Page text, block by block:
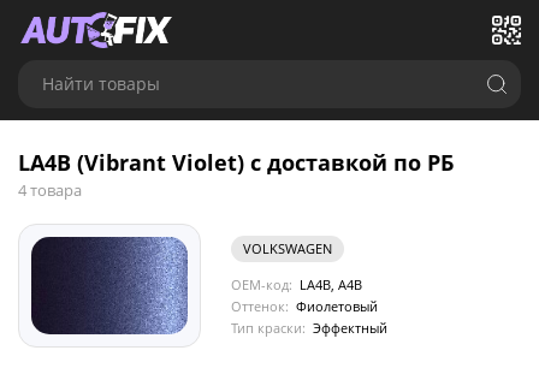
Найти товары
LA4B (Vibrant Violet) с доставкой по РБ
4 товара
VOLKSWAGEN
OEM-код: LA4B, A4B
Оттенок: Фиолетовый
Тип краски: Эффектный